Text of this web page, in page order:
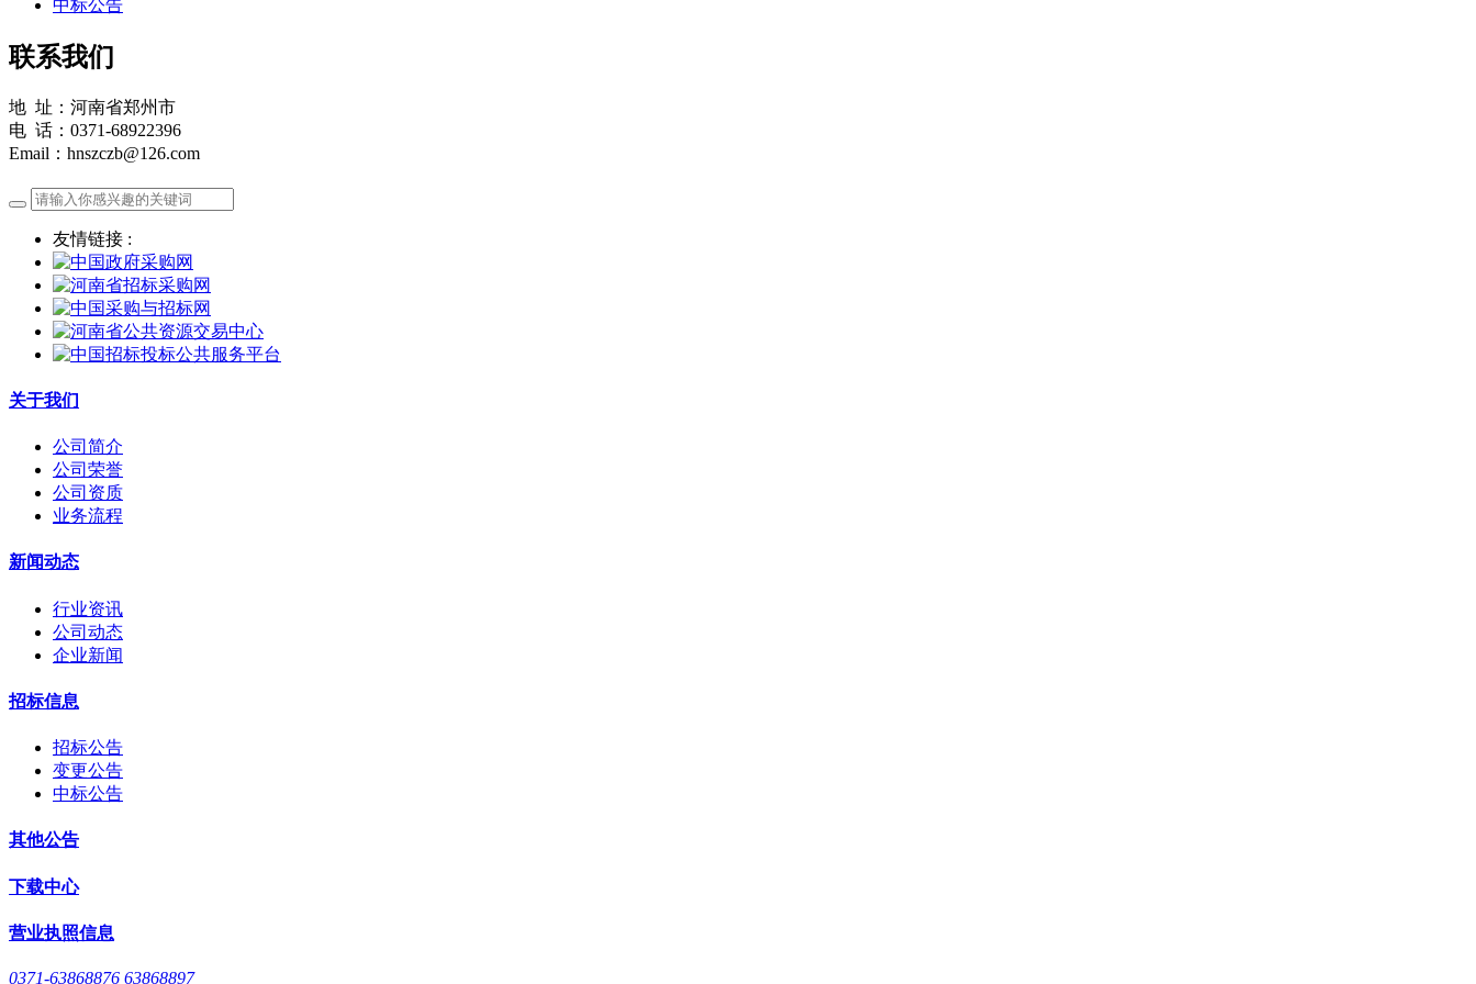
中标公告
联系我们
地 址：河南省郑州市
电 话：0371-68922396
Email：hnszczb@126.com
友情链接 :
关于我们
公司简介
公司荣誉
公司资质
业务流程
新闻动态
行业资讯
公司动态
企业新闻
招标信息
招标公告
变更公告
中标公告
其他公告
下载中心
营业执照信息
0371-63868876 63868897